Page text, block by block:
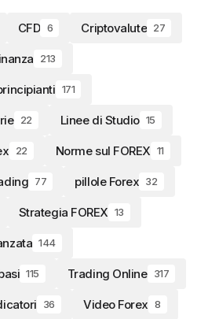
CFD 6 Criptovalute 27
213
171
22 Linee di Studio 15
22 Norme sul FOREX 11
77 pillole Forex 32
Strategia FOREX 13
144
115 Trading Online 317
36 Video Forex 8